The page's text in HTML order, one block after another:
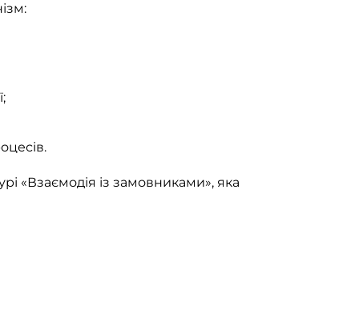
«Взаємодія із замовниками», яка